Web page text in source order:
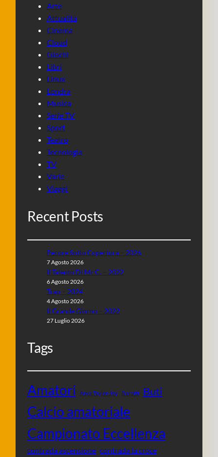
Arte
Attualità
Cinema
Cloud
Giochi
Libri
Linux
Londra
Musica
Serie TV
Sport
Teatro
Tecnologia
TV
Varie
Viaggi
Recent Posts
Pecore Sotto Copertura – 2026
7 Agosto 2026
Il Talento Di Mr C. – 2022
6 Agosto 2026
Trap – 2024
4 Agosto 2026
Il Grande Giorno – 2022
27 Luglio 2026
Tags
Amatori Anya Taylor-Joy Baratti Buti
Calcio amatoriale
Campionato Eccellenza
contrada ascensione contrada la croce